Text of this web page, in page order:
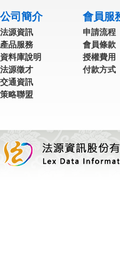
公司簡介
法源資訊
產品服務
資料庫說明
法源徵才
交通資訊
策略聯盟
會員服
申請流程
會員條款
授權費用
付款方式